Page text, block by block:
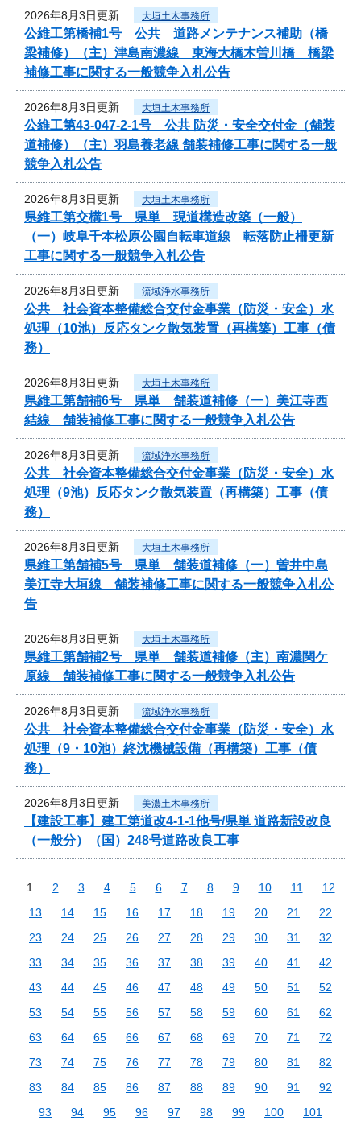
2026年8月3日更新 大垣土木事務所
公維工第橋補1号 公共 道路メンテナンス補助（橋
梁補修）（主）津島南濃線 東海大橋木曽川橋 橋梁
補修工事に関する一般競争入札公告
2026年8月3日更新 大垣土木事務所
公維工第43-047-2-1号 公共 防災・安全交付金（舗装
道補修）（主）羽島養老線 舗装補修工事に関する一般
競争入札公告
2026年8月3日更新 大垣土木事務所
県維工第交構1号 県単 現道構造改築（一般）
（一）岐阜千本松原公園自転車道線 転落防止柵更新
工事に関する一般競争入札公告
2026年8月3日更新 流域浄水事務所
公共 社会資本整備総合交付金事業（防災・安全）水
処理（10池）反応タンク散気装置（再構築）工事（債
務）
2026年8月3日更新 大垣土木事務所
県維工第舗補6号 県単 舗装道補修（一）美江寺西
結線 舗装補修工事に関する一般競争入札公告
2026年8月3日更新 流域浄水事務所
公共 社会資本整備総合交付金事業（防災・安全）水
処理（9池）反応タンク散気装置（再構築）工事（債
務）
2026年8月3日更新 大垣土木事務所
県維工第舗補5号 県単 舗装道補修（一）曽井中島
美江寺大垣線 舗装補修工事に関する一般競争入札公
告
2026年8月3日更新 大垣土木事務所
県維工第舗補2号 県単 舗装道補修（主）南濃関ケ
原線 舗装補修工事に関する一般競争入札公告
2026年8月3日更新 流域浄水事務所
公共 社会資本整備総合交付金事業（防災・安全）水
処理（9・10池）終沈機械設備（再構築）工事（債
務）
2026年8月3日更新 美濃土木事務所
【建設工事】建工第道改4-1-1他号/県単 道路新設改良
（一般分）（国）248号道路改良工事
1 2 3 4 5 6 7 8 9 10 11
12
13
14 15 16 17 18 19 20 21
22
23
24 25 26 27 28 29 30 31
32
33
34 35 36 37 38 39 40 41
42
43
44 45 46 47 48 49 50 51
52
53
54 55 56 57 58 59 60 61
62
63
64 65 66 67 68 69 70 71
72
73
74 75 76 77 78 79 80 81
82
83
84 85 86 87 88 89 90 91
92
93
94 95 96 97 98 99 100
101